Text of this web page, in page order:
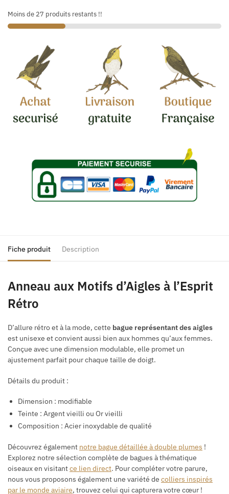
Moins de 27 produits restants !!
Fiche produit Description
Anneau aux Motifs d’Aigles à l’Esprit
Rétro
D’allure rétro et à la mode, cette bague représentant des aigles
est unisexe et convient aussi bien aux hommes qu’aux femmes.
Conçue avec une dimension modulable, elle promet un
ajustement parfait pour chaque taille de doigt.
Détails du produit :
Dimension : modifiable
Teinte : Argent vieilli ou Or vieilli
Composition : Acier inoxydable de qualité
Découvrez également notre bague détaillée à double plumes !
Explorez notre sélection complète de bagues à thématique
oiseaux en visitantce lien direct. Pour compléter votre parure,
nous vous proposons également une variété de colliers inspirés
par le monde aviaire, trouvez celui qui capturera votre cœur !